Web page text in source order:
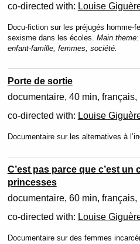
co-directed with: Louise
Docu-fiction sur les préjugés homme-
sexisme dans les écoles. Main theme:
enfant-famille, femmes, société.
Porte de sortie
documentaire 40 min français
co-directed with: Louise
Documentaire sur les alternatives à
C’est pas parce que c’est un
princesses
documentaire 60 min français
co-directed with: Louise
Documentaire sur des femmes